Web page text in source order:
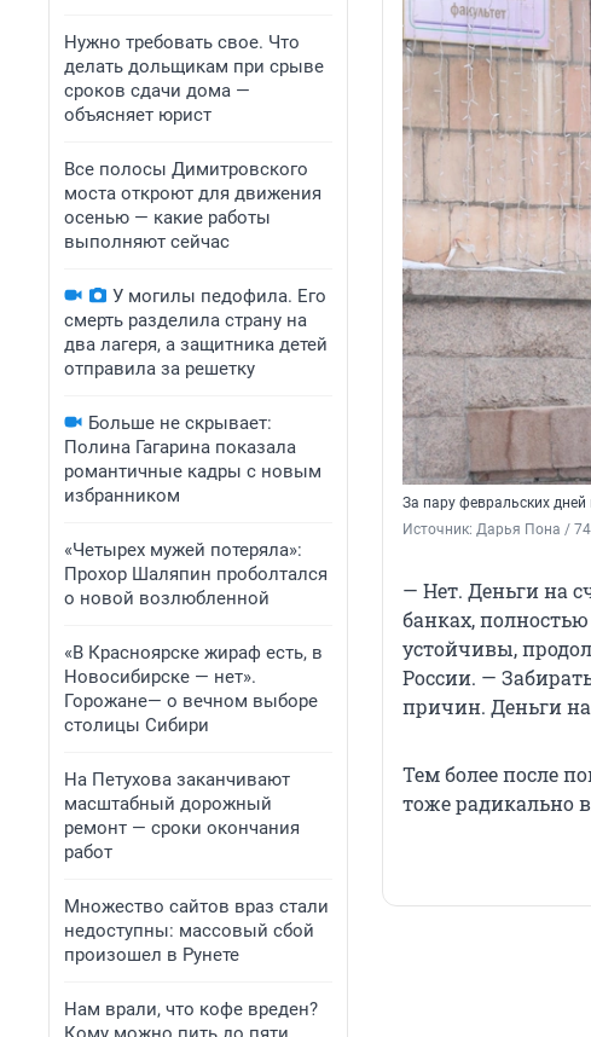
Нужно требовать свое. Что
делать дольщикам при срыве
сроков сдачи дома —
объясняет юрист
Все полосы Димитровского
моста откроют для движения
осенью — какие работы
выполняют сейчас
У могилы педофила. Его
смерть разделила страну на
два лагеря, а защитника детей
отправила за решетку
Больше не скрывает:
Полина Гагарина показала
романтичные кадры с новым
избранником
«Четырех мужей потеряла»:
Прохор Шаляпин проболтался
о новой возлюбленной
«В Красноярске жираф есть, в
Новосибирске — нет».
Горожане— о вечном выборе
столицы Сибири
На Петухова заканчивают
масштабный дорожный
ремонт — сроки окончания
работ
Множество сайтов враз стали
недоступны: массовый сбой
произошел в Рунете
Нам врали, что кофе вреден?
За пару февральских
Источник: Дарья Пона /
— Нет. Деньги на
банках,
устойчивы,
России. —
причин. Деньги
Тем более после
тоже радикально